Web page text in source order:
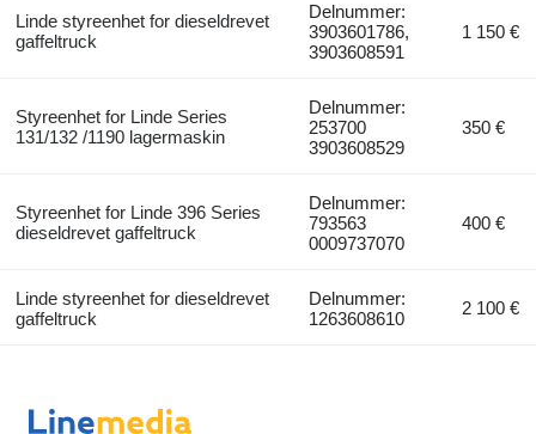
Linde styreenhet for dieseldrevet
gaffeltruck
Delnummer:
3903601786,
3903608591
1 150 €
Styreenhet for Linde Series
131/132 /1190 lagermaskin
Delnummer:
253700
3903608529
350 €
Styreenhet for Linde 396 Series
dieseldrevet gaffeltruck
Delnummer:
793563
0009737070
400 €
Linde styreenhet for dieseldrevet
gaffeltruck
Delnummer:
1263608610
2 100 €